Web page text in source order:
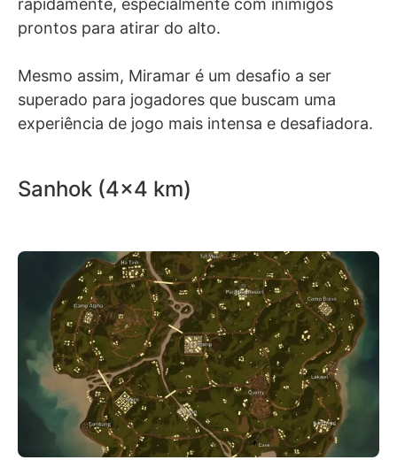
rapidamente, especialmente com inimigos
prontos para atirar do alto.
Mesmo assim, Miramar é um desafio a ser
superado para jogadores que buscam uma
experiência de jogo mais intensa e desafiadora.
Sanhok (4×4 km)